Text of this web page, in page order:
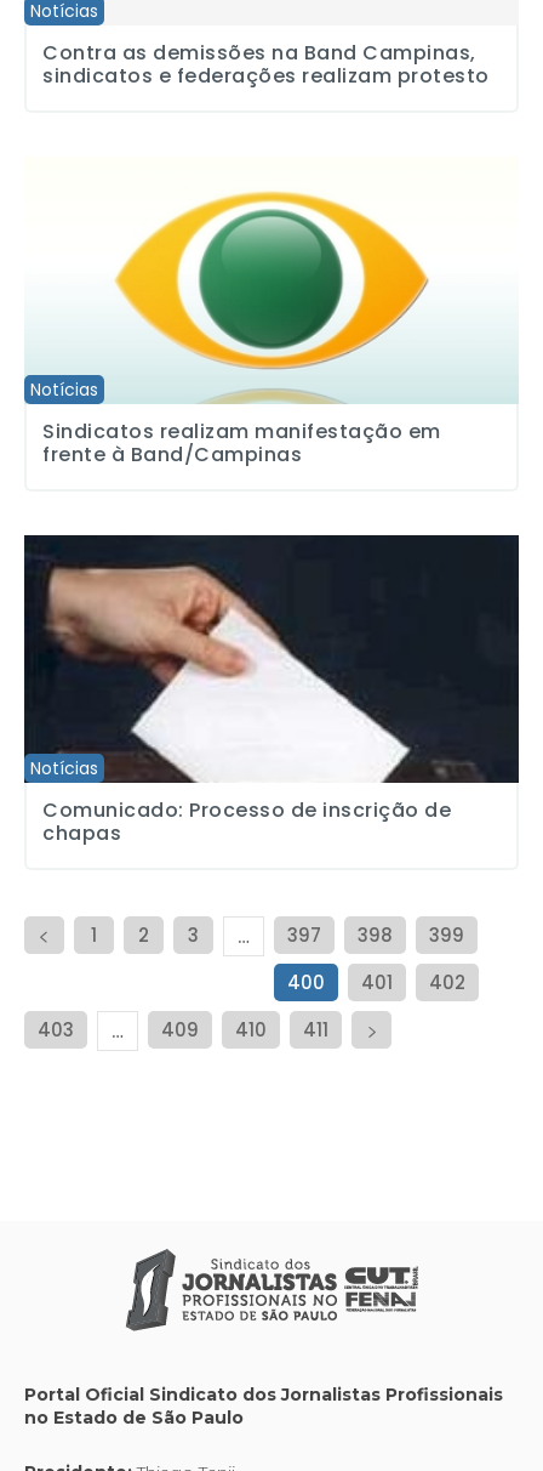
Notícias
Contra as demissões na Band Campinas,
sindicatos e federações realizam protesto
Notícias
Sindicatos realizam manifestação em
frente à Band/Campinas
Notícias
Comunicado: Processo de inscrição de
chapas
1 2 3 … 397 398
399
400
401
402
403
… 409 410 411
Portal Oficial Sindicato dos Jornalistas Profissionais
no Estado de São Paulo